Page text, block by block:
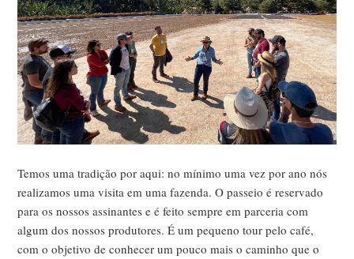
Temos uma tradição por aqui: no mínimo uma vez por ano nós
realizamos uma visita em uma fazenda. O passeio é reservado
para os nossos assinantes e é feito sempre em parceria com
algum dos nossos produtores. É um pequeno tour pelo café,
com o objetivo de conhecer um pouco mais o caminho que o